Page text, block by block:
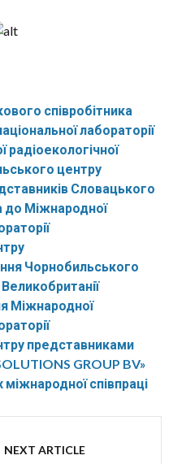
співробітника
лабораторії
центру
Словацького
до Міжнародної
Чорнобильського
Міжнародної
представниками
GROUP BV»
співпраці
NEXT ARTICLE